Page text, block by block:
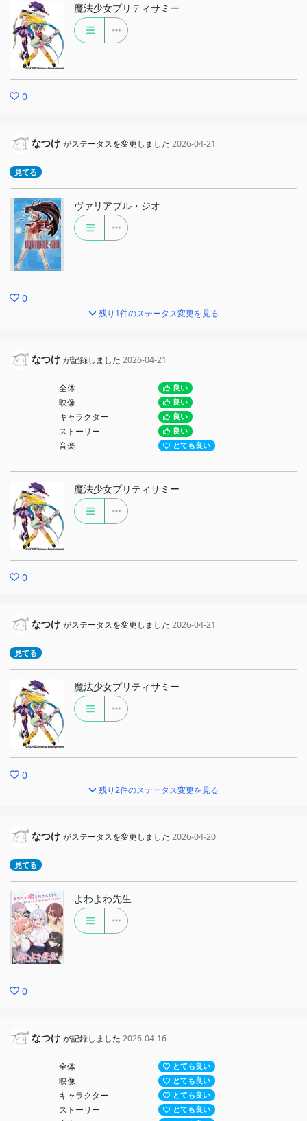
魔法少女プリティサミー
0
なつけ がステータスを変更しました 2026-04-21
見てる
ヴァリアブル・ジオ
0
残り1件のステータス変更を見る
なつけ が記録しました 2026-04-21
全体 良い
映像 良い
キャラクター 良い
ストーリー 良い
音楽 とても良い
魔法少女プリティサミー
0
なつけ がステータスを変更しました 2026-04-21
見てる
魔法少女プリティサミー
0
残り2件のステータス変更を見る
なつけ がステータスを変更しました 2026-04-20
見てる
よわよわ先生
0
なつけ が記録しました 2026-04-16
全体 とても良い
映像 とても良い
キャラクター とても良い
ストーリー とても良い